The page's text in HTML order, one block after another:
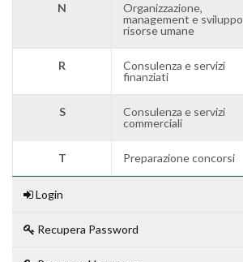
N
Organizzazione,
management e sviluppo
risorse umane
R
Consulenza e servizi
finanziati
S
Consulenza e servizi
commerciali
T Preparazione concorsi
Login
Recupera Password